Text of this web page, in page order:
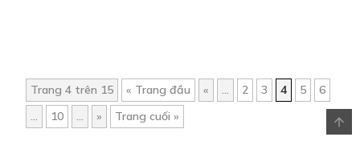
Trang 4 trên 15 « Trang đầu « ... 2 3 4 5
6
...
10 ... » Trang cuối »